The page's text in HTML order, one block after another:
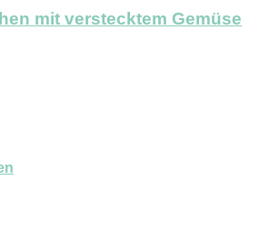
mit verstecktem Gemüse